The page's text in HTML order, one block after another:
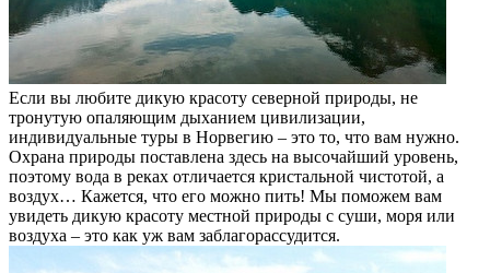
Если вы любите дикую красоту северной природы, не
тронутую опаляющим дыханием цивилизации,
индивидуальные туры в Норвегию – это то, что вам нужно.
Охрана природы поставлена здесь на высочайший уровень,
поэтому вода в реках отличается кристальной чистотой, а
воздух… Кажется, что его можно пить! Мы поможем вам
увидеть дикую красоту местной природы с суши, моря или
воздуха – это как уж вам заблагорассудится.